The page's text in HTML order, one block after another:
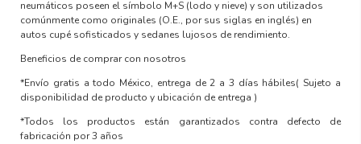
neumáticos poseen el símbolo M+S (lodo y nieve) y son utilizados
comúnmente como originales (O.E., por sus siglas en inglés) en
autos cupé sofisticados y sedanes lujosos de rendimiento.
Beneficios de comprar con nosotros
*Envío gratis a todo México, entrega de 2 a 3 días hábiles( Sujeto a
disponibilidad de producto y ubicación de entrega )
*Todos los productos están garantizados contra defecto de
fabricación por 3 años